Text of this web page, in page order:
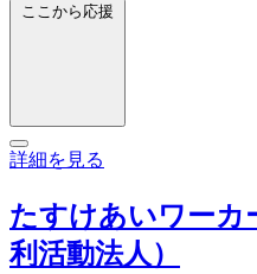
ここから応援
詳細を見る
たすけあいワーカ
利活動法人）